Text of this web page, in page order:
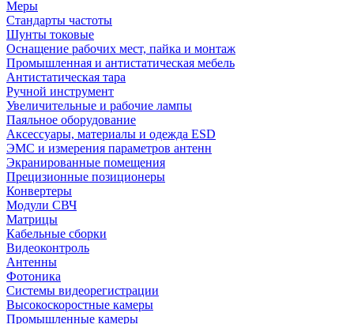
Меры
Стандарты частоты
Шунты токовые
Оснащение рабочих мест, пайка и монтаж
Промышленная и антистатическая мебель
Антистатическая тара
Ручной инструмент
Увеличительные и рабочие лампы
Паяльное оборудование
Аксессуары, материалы и одежда ESD
ЭМС и измерения параметров антенн
Экранированные помещения
Прецизионные позиционеры
Конвертеры
Модули СВЧ
Матрицы
Кабельные сборки
Видеоконтроль
Антенны
Фотоника
Cистемы видеорегистрации
Высокоскоростные камеры
Промышленные камеры